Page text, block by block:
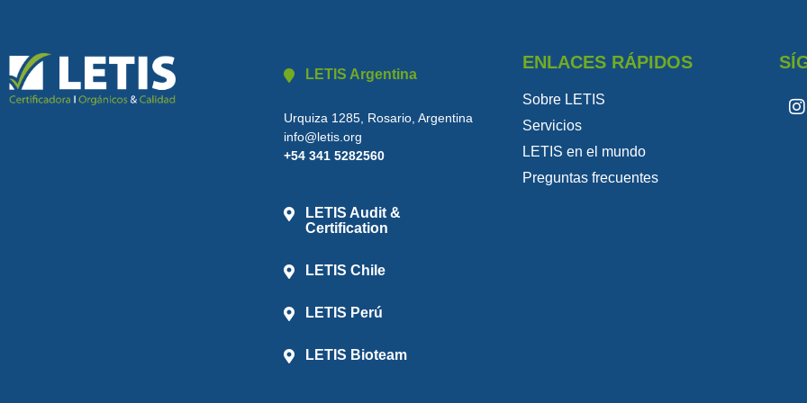
LETIS Argentina
Urquiza 1285, Rosario, Argentina
info@letis.org
+54 341 5282560
LETIS Audit &
Certification
LETIS Chile
LETIS Perú
LETIS Bioteam
ENLACES RÁPIDOS
Sobre LETIS
Servicios
LETIS en el mundo
Preguntas frecuentes